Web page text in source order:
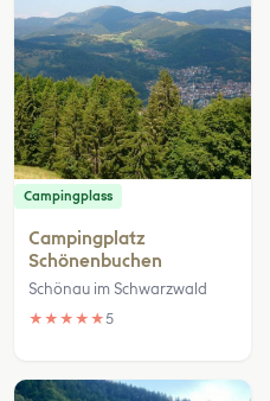
Campingplass
Campingplatz
Schönenbuchen
Schönau im Schwarzwald
★ ★ ★ ★ ★5